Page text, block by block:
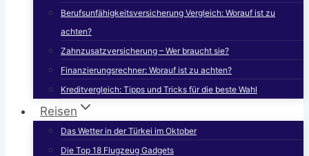
Berufsunfähigkeitsversicherung Vergleich: Worauf ist zu
achten?
Zahnzusatzversicherung – Wer braucht sie?
Finanzierungsrechner: Worauf ist zu achten?
Kreditvergleich: Tipps und Tricks für die beste Wahl
Reisen
Das Wetter in der Türkei im Oktober
Die Top 18 Flugzeug Gadgets